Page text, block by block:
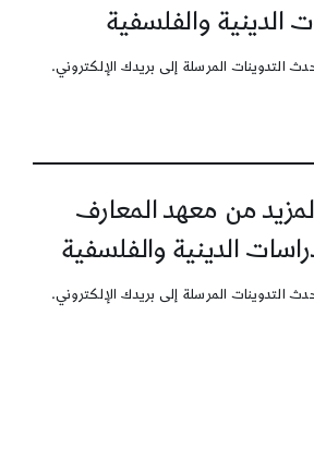
الدينية والفلسفية
التدوينات المرسلة إلى بريدك الإلكتروني.
من معهد المعارف
الدينية والفلسفية
التدوينات المرسلة إلى بريدك الإلكتروني.